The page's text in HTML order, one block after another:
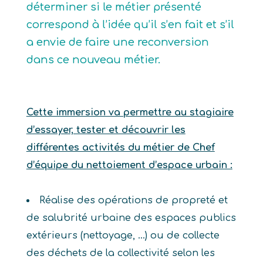
déterminer si le métier présenté
correspond à l’idée qu’il s’en fait et s’il
a envie de faire une reconversion
dans ce nouveau métier.
Cette immersion va permettre au stagiaire
d’essayer, tester et découvrir les
différentes activités du métier de Chef
d’équipe du nettoiement d’espace urbain :
Réalise des opérations de propreté et
de salubrité urbaine des espaces publics
extérieurs (nettoyage, …) ou de collecte
des déchets de la collectivité selon les